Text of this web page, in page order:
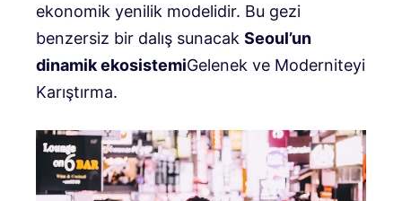
ekonomik yenilik modelidir. Bu gezi
benzersiz bir dalış sunacak Seoul’un
dinamik ekosistemiGelenek ve Moderniteyi
Karıştırma.